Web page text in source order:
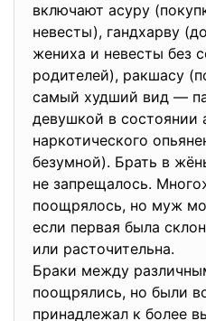
включают асуру
невесты), гандхарву (
жениха и невесты без
родителей), ракшасу
самый худший вид —
девушкой в состоянии
наркотического
безумной). Брать в
не запрещалось.
поощрялось, но муж
если первая была
или расточительна.
Браки между
поощрялись, но были
принадлежал к более